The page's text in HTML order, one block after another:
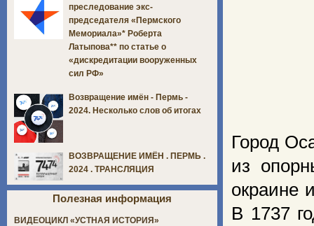
Город
из
окраине
В 1737
преследование экс-
председателя «Пермского
Мемориала»* Роберта
Латыпова** по статье о
«дискредитации вооруженных
сил РФ»
Возвращение имён - Пермь -
2024. Несколько слов об итогах
ВОЗВРАЩЕНИЕ ИМЁН . ПЕРМЬ .
2024 . ТРАНСЛЯЦИЯ
Полезная информация
ВИДЕОЦИКЛ «УСТНАЯ ИСТОРИЯ»